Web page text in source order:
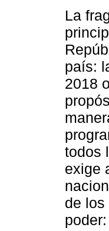
La
país:
2018
todos
exige
de los
poder: